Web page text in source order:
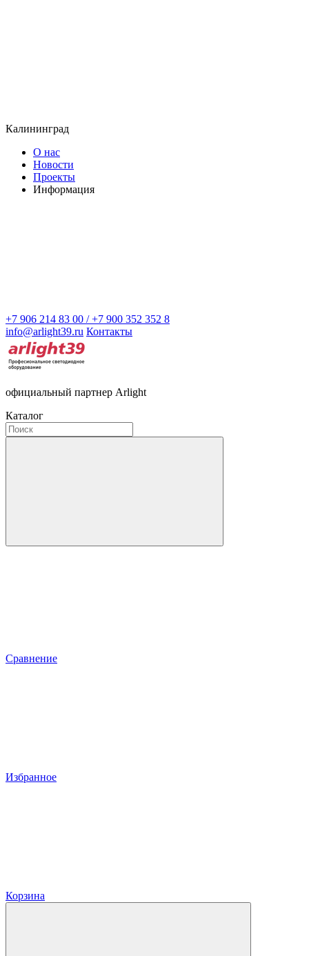
Калининград
О нас
Новости
Проекты
Информация
+7 906 214 83 00 / +7 900 352 352 8
info@arlight39.ru Контакты
официальный партнер Arlight
Каталог
Сравнение
Избранное
Корзина